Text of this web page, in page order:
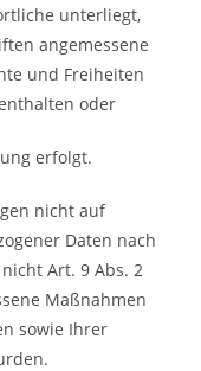
unterliegt,
angemessene
und Freiheiten
oder
erfolgt.
nicht auf
Daten nach
Art. 9 Abs. 2
Maßnahmen
sowie Ihrer